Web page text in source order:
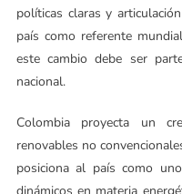
políticas claras y
país como referente
este cambio debe ser
nacional.
Colombia proyecta un
renovables no
posiciona al país como